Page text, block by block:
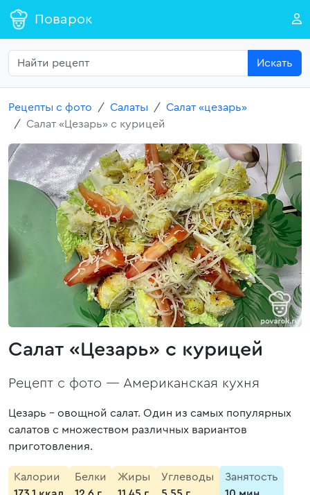
Поварок
Искать
Рецепты с фото Салаты
Салат «цезарь»
Салат «Цезарь» с курицей
Салат «Цезарь» с курицей
Рецепт с фото — Американская кухня
Цезарь – овощной салат. Один из самых популярных
салатов с множеством различных вариантов
приготовления.
Калории
Белки
Жиры
Углеводы
Занятость